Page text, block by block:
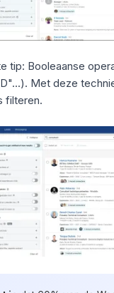
tip: Booleaanse
Met deze
filteren.